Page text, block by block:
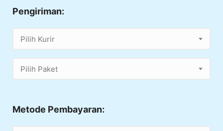
Pengiriman:
Pilih Kurir
Pilih Paket
Metode Pembayaran: